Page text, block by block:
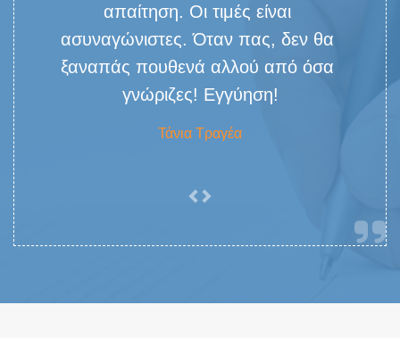
απαίτηση. Οι τιμές είναι
ασυναγώνιστες. Όταν πας, δεν θα
ξαναπάς πουθενά αλλού από όσα
γνώριζες! Εγγύηση!
Τάνια Τραγέα